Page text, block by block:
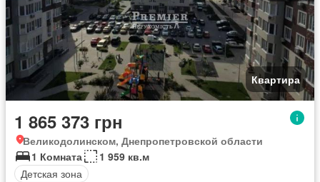
Квартира
1 865 373 грн
Великодолинском, Днепропетровской области
1 Комната
1 959 кв.м
Детская зона